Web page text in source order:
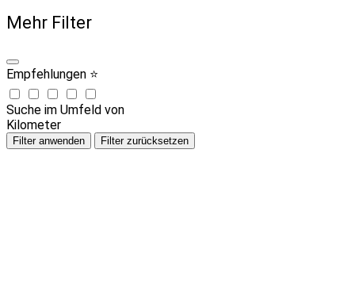
Mehr Filter
Empfehlungen ⭐
Suche im Umfeld von
Kilometer
Filter anwenden Filter zurücksetzen